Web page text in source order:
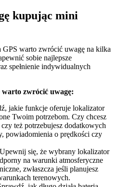
kupując mini
warto zwrócić uwagę na kilka
sobie najlepsze
spełnienie indywidualnych
zwrócić uwagę:
jakie funkcje oferuje lokalizator
Twoim potrzebom. Czy chcesz
też potrzebujesz dodatkowych
powiadomienia o prędkości czy
Upewnij się, że wybrany lokalizator
na warunki atmosferyczne
zwłaszcza jeśli planujesz
terenowych.